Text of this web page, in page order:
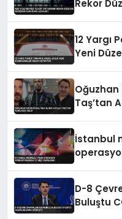
Rekor
12 Yargı
Yeni
Oğuzhan
Taş’tan
İstanbul
D-8
Buluştu